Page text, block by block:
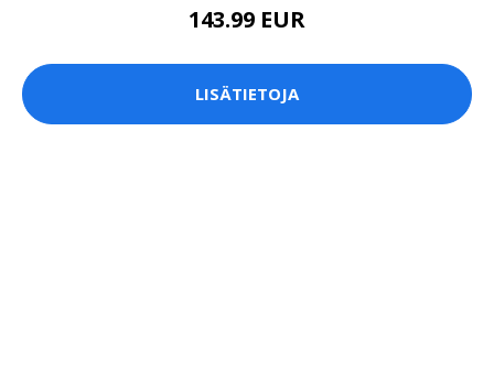
143.99 EUR
LISÄTIETOJA